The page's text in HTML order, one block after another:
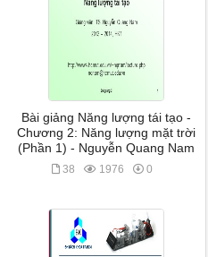
Bài giảng Năng lượng tái tạo -
Chương 2: Năng lượng mặt trời
(Phần 1) - Nguyễn Quang Nam
38 1976 0